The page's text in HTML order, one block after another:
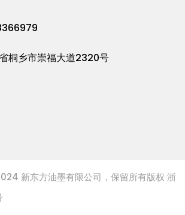
桐乡市崇福大道2320号
新东方油墨有限公司，保留所有版权 浙